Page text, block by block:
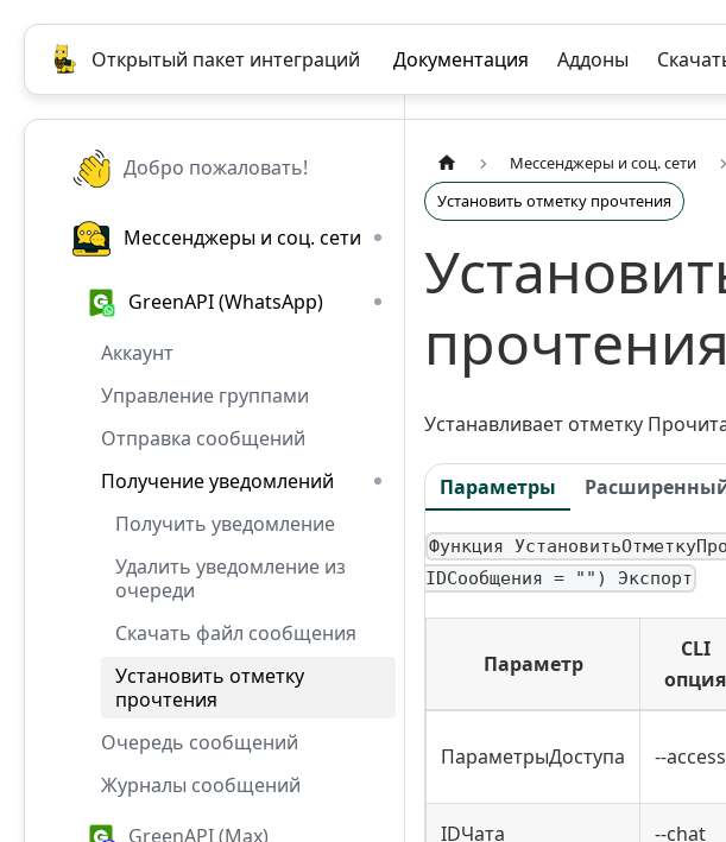
Открытый пакет интеграций Документация Аддоны
Добро пожаловать!
Мессенджеры и соц. сети
GreenAPI (WhatsApp)
Аккаунт
Управление группами
Отправка сообщений
Получение уведомлений
Получить уведомление
Удалить уведомление из
очереди
Скачать файл сообщения
Установить отметку
прочтения
Очередь сообщений
Журналы сообщений
GreenAPI (Max)
Мессенджеры и соц. сети
Установить отметку прочтения
прочтения
Устанавливает отметку
Параметры
Функция
IDСообщения = "") Экспорт
Параметр
CLI
опция
ПараметрыДоступа --access
IDЧата --chat